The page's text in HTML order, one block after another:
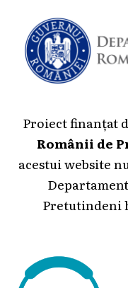
Proiect finanțat
Românii de
acestui website
Pretutindeni